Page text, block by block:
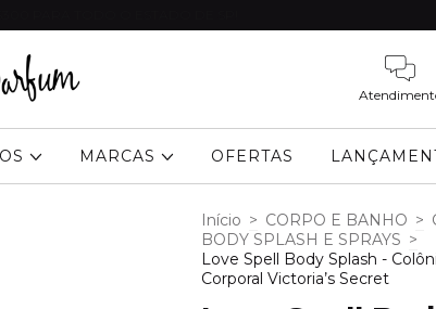
MARCAS OFERTAS
Início > CORPO E BANHO >
BODY SPLASH E SPRAYS >
Love Spell Body Splash -
Corporal Victoria’s Secret